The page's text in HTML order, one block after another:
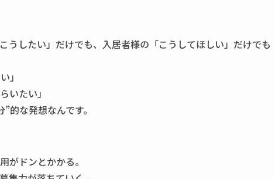
うしたい」だけでも、入居者様の「こうしてほしい」だけでも
」
いたい」
的な発想なんです。
がドンとかかる。